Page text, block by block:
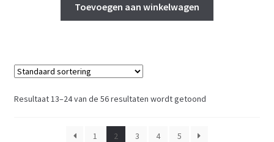
Toevoegen aan winkelwagen
Resultaat 13–24 van de 56 resultaten wordt getoond
1 2 3 4 5